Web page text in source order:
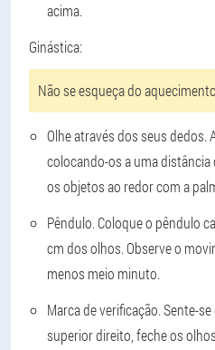
acima.
Ginástica:
Não se esqueça do
Olhe através dos seus dedos.
colocando-os a uma
os objetos ao redor com a
Pêndulo. Coloque o pêndulo
cm dos olhos. Observe o
menos meio minuto.
Marca de verificação. Sente-
superior direito, feche os